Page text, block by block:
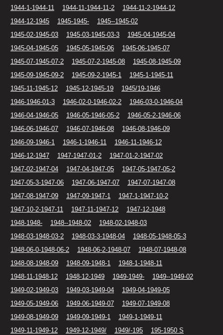
1944-1-1944-11
1944-11-1944-11-2
1944-11-2-1944-12
1944-12-1945
1945-1945-
1945--1945-02
1945-02-1945-03
1945-03-1945-03-3
1945-04-1945-04
1945-04-1945-05
1945-05-1945-06
1945-06-1945-07
1945-07-1945-07-2
1945-07-2-1945-08
1945-08-1945-09
1945-09-1945-09-2
1945-09-2-1945-1
1945-1-1945-11
1945-11-1945-12
1945-12-1945-19
1945/19-1946
1946-1946-01-3
1946-02-0-1946-02-2
1946-03-0-1946-04
1946-04-1946-05
1946-05-1946-05-2
1946-05-2-1946-06
1946-06-1946-07
1946-07-1946-08
1946-08-1946-09
1946-09-1946-1
1946-1-1946-11
1946-11-1946-12
1946-12-1947
1947-1947-01-2
1947-01-2-1947-02
1947-02-1947-04
1947-04-1947-05
1947-05-1947-05-2
1947-05-3-1947-06
1947-06-1947-07
1947-07-1947-08
1947-08-1947-09
1947-09-1947-1
1947-1-1947-10-2
1947-10-2-1947-11
1947-11-1947-12
1947-12-1948
1948-1948-
1948--1948-02
1948-02-1948-03
1948-03-1948-03-2
1948-03-3-1948-04
1948-05-1948-05-3
1948-06-0-1948-06-2
1948-06-2-1948-07
1948-07-1948-08
1948-08-1948-09
1948-09-1948-1
1948-1-1948-11
1948-11-1948-12
1948-12-1949 1949-1949-
1949--1949-02
1949-02-1949-03
1949-03-1949-04
1949-04-1949-05
1949-05-1949-06
1949-06-1949-07
1949-07-1949-08
1949-08-1949-09
1949-09-1949-1
1949-1-1949-11
1949-11-1949-12
1949-12-1949/ 1949/-195
195-1950 S